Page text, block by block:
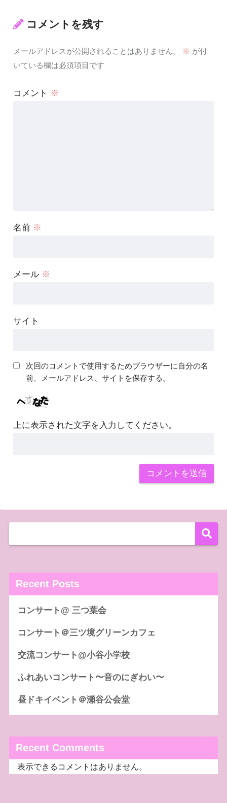
コメントを残す
メールアドレスが公開されることはありません。 ※ が付
いている欄は必須項目です
コメント ※
名前 ※
メール ※
サイト
次回のコメントで使用するためブラウザーに自分の名
前、メールアドレス、サイトを保存する。
上に表示された文字を入力してください。
Recent Posts
コンサート@ 三つ葉会
コンサート＠三ツ境グリーンカフェ
交流コンサート@小谷小学校
ふれあいコンサート〜音のにぎわい〜
昼ドキイベント＠瀬谷公会堂
Recent Comments
表示できるコメントはありません。